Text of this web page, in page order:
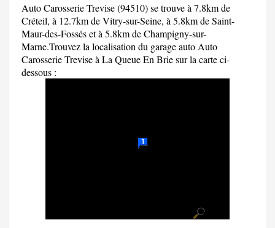
Auto Carosserie Trevise (94510) se trouve à 7.8km de
Créteil, à 12.7km de Vitry-sur-Seine, à 5.8km de Saint-
Maur-des-Fossés et à 5.8km de Champigny-sur-
Marne.Trouvez la localisation du garage auto Auto
Carosserie Trevise à La Queue En Brie sur la carte ci-
dessous :